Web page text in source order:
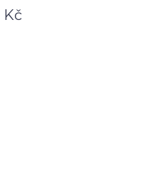
Kč